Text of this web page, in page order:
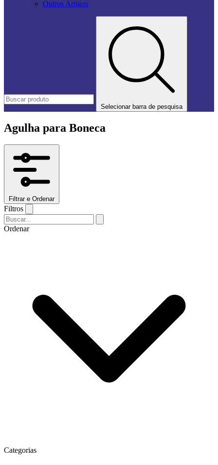
Outros Artigos
Selecionar barra de pesquisa
Agulha para Boneca
Filtrar e Ordenar
Filtros
Ordenar
Categorias